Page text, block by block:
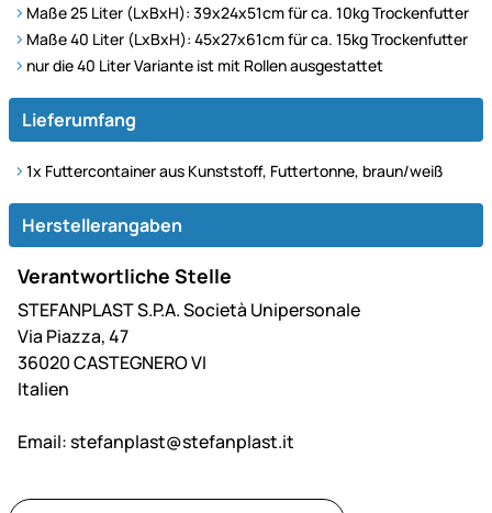
Maße 25 Liter (LxBxH): 39x24x51cm für ca. 10kg Trockenfutter
Maße 40 Liter (LxBxH): 45x27x61cm für ca. 15kg Trockenfutter
nur die 40 Liter Variante ist mit Rollen ausgestattet
Lieferumfang
1x Futtercontainer aus Kunststoff, Futtertonne, braun/weiß
Herstellerangaben
Verantwortliche Stelle
STEFANPLAST S.P.A. Società Unipersonale
Via Piazza, 47
36020 CASTEGNERO VI
Italien
Email:stefanplast@stefanplast.it